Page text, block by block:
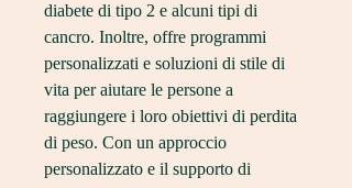
diabete di tipo 2 e alcuni tipi di
cancro. Inoltre, offre programmi
personalizzati e soluzioni di stile di
vita per aiutare le persone a
raggiungere i loro obiettivi di perdita
di peso. Con un approccio
personalizzato e il supporto di